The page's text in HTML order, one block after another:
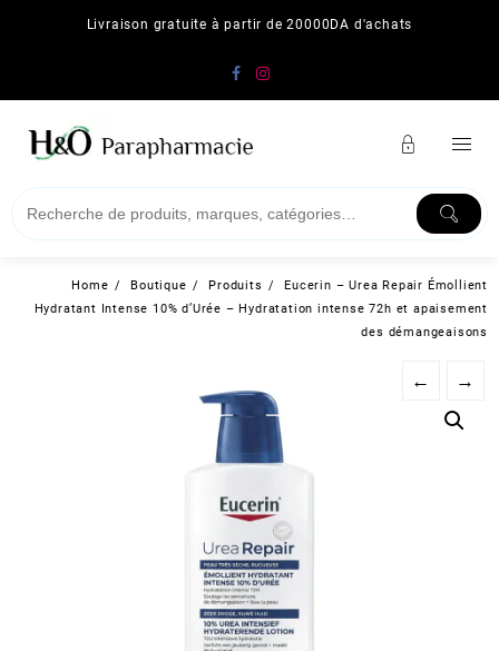
Livraison gratuite à partir de 20000DA d'achats
Home Boutique Produits
Eucerin – Urea Repair Émollient
Hydratant Intense 10% d’Urée – Hydratation intense 72h et apaisement
des démangeaisons
← →